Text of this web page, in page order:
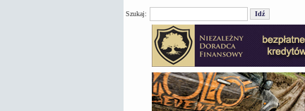
Szukaj: